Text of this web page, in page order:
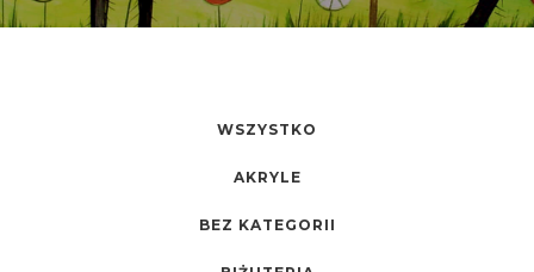
WSZYSTKO
AKRYLE
BEZ KATEGORII